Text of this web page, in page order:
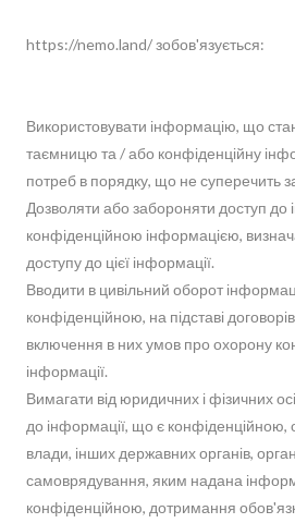
https://nemo.land/ зобов'язується:
Використовувати інформацію, що
таємницю та / або конфіденційну
потреб в порядку, що не суперечить
Дозволяти або забороняти доступ до
конфіденційною інформацією,
доступу до цієї інформації.
Вводити в цивільний оборот
конфіденційною, на підставі
включення в них умов про охорону
інформації.
Вимагати від юридичних і фізичних
до інформації, що є конфіденційною,
влади, інших державних органів,
самоврядування, яким надана
конфіденційною, дотримання